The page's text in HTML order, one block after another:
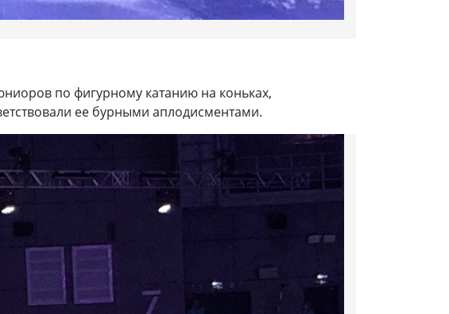
по фигурному катанию на коньках,
ее бурными аплодисментами.